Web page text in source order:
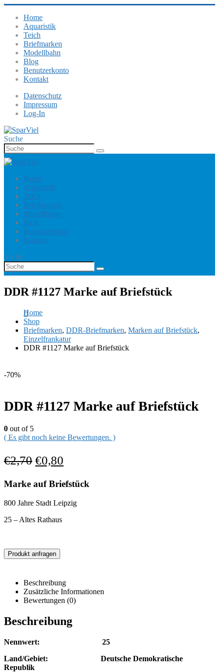
Home
Aquaristik
Teich
Briefmarken
Modellbahn
Blog
Benutzerkonto
Kontakt
Datenschutz
Impressum
Log-In
Suche
Home
Aquaristik
Teich
Briefmarken
Modellbahn
Blog
Benutzerkonto
Kontakt
Suche
DDR #1127 Marke auf Briefstück
Home
Shop
Briefmarken, DDR-Briefmarken, Marken auf Briefstück,
Einzelfrankatur
DDR #1127 Marke auf Briefstück
-70%
DDR #1127 Marke auf Briefstück
0 out of 5
( Es gibt noch keine Bewertungen. )
€2,70 €0,80
Marke auf Briefstück
800 Jahre Stadt Leipzig
25 – Altes Rathaus
Produkt anfragen
Beschreibung
Zusätzliche Informationen
Bewertungen (0)
Beschreibung
Nennwert: 25
Land/Gebiet: Deutsche Demokratische
Republik